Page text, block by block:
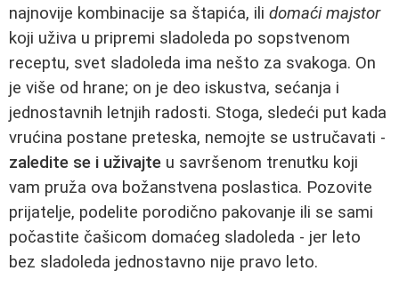
najnovije kombinacije sa štapića, ili domaći majstor
koji uživa u pripremi sladoleda po sopstvenom
receptu, svet sladoleda ima nešto za svakoga. On
je više od hrane; on je deo iskustva, sećanja i
jednostavnih letnjih radosti. Stoga, sledeći put kada
vrućina postane preteska, nemojte se ustručavati -
zaledite se i uživajte u savršenom trenutku koji
vam pruža ova božanstvena poslastica. Pozovite
prijatelje, podelite porodično pakovanje ili se sami
počastite čašicom domaćeg sladoleda - jer leto
bez sladoleda jednostavno nije pravo leto.